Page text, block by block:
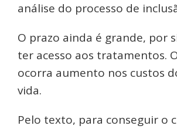
análise do processo de
O prazo ainda é grande, por
ter acesso aos tratamentos.
ocorra aumento nos custos
vida.
Pelo texto, para conseguir o